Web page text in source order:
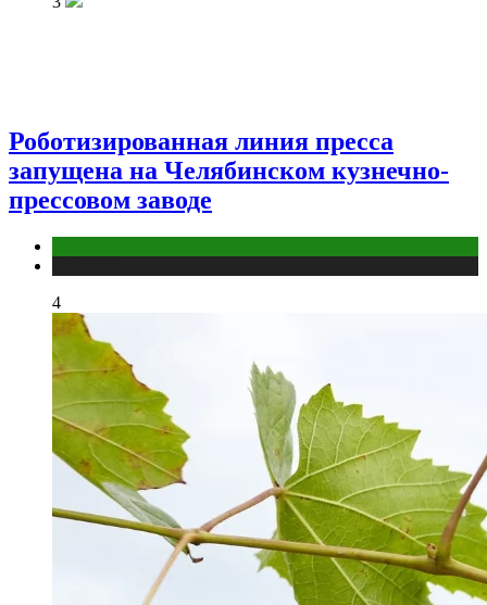
Роботизированная линия пресса
запущена на Челябинском кузнечно-
прессовом заводе
4